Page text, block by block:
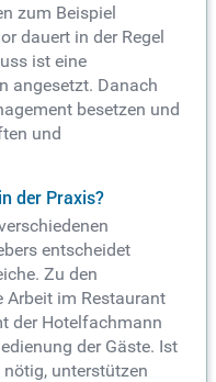
zum Beispiel
dauert in der Regel
ist eine
angesetzt. Danach
besetzen und
und
der Praxis?
entscheidet
Zu den
Arbeit im Restaurant
der Hotelfachmann
der Gäste. Ist
unterstützen